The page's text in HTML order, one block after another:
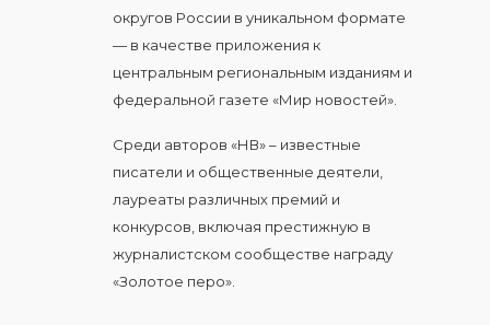
округов России в уникальном формате
— в качестве приложения к
центральным региональным изданиям и
федеральной газете «Мир новостей».
Среди авторов «НВ» – известные
писатели и общественные деятели,
лауреаты различных премий и
конкурсов, включая престижную в
журналистском сообществе награду
«Золотое перо».